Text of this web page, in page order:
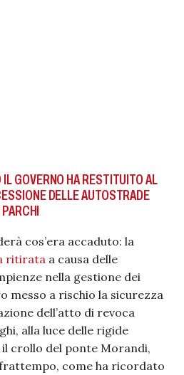
GOVERNO HA RESTITUITO AL
DELLE AUTOSTRADE
cos’era accaduto: la
ritirata a causa delle
nella gestione dei
messo a rischio la sicurezza
dell’atto di revoca
alla luce delle rigide
crollo del ponte Morandi,
come ha ricordato